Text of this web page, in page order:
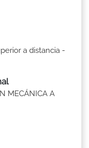
a distancia -
MECÁNICA A